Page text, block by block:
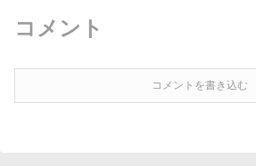
コメント
コメントを書き込む